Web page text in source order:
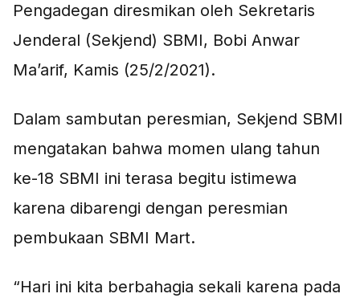
Pengadegan diresmikan oleh Sekretaris
Jenderal (Sekjend) SBMI, Bobi Anwar
Ma’arif, Kamis (25/2/2021).
Dalam sambutan peresmian, Sekjend SBMI
mengatakan bahwa momen ulang tahun
ke-18 SBMI ini terasa begitu istimewa
karena dibarengi dengan peresmian
pembukaan SBMI Mart.
“Hari ini kita berbahagia sekali karena pada